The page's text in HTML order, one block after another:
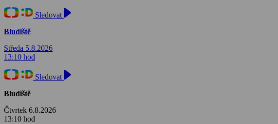
Sledovat
Bludiště
Středa 5.8.2026
13:10 hod
Sledovat
Bludiště
Čtvrtek 6.8.2026
13:10 hod